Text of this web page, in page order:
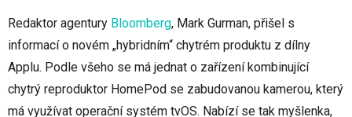
Redaktor agentury Bloomberg, Mark Gurman, přišel s
informací o novém „hybridním“ chytrém produktu z dílny
Applu. Podle všeho se má jednat o zařízení kombinující
chytrý reproduktor HomePod se zabudovanou kamerou, který
má využívat operační systém tvOS. Nabízí se tak myšlenka,